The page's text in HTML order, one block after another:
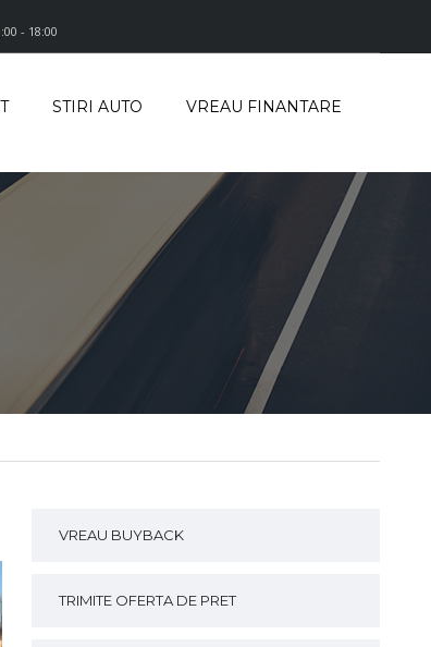
- 18:00
STIRI AUTO VREAU FINANTARE
VREAU BUYBACK
TRIMITE OFERTA DE PRET